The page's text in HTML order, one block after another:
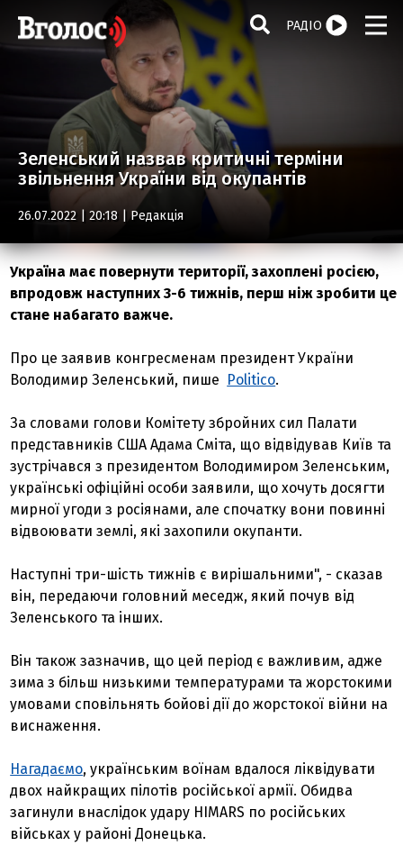
РАДІО
Зеленський назвав критичні терміни
звільнення України від окупантів
26.07.2022 | 20:18 |Редакція
Україна має повернути території, захоплені росією,
впродовж наступних 3-6 тижнів, перш ніж зробити це
стане набагато важче.
Про це заявив конгресменам президент України
Володимир Зеленський, пише Politico.
За словами голови Комітету збройних сил Палати
представників США Адама Сміта, що відвідував Київ та
зустрічався з президентом Володимиром Зеленським,
українські офіційні особи заявили, що хочуть досягти
мирної угоди з росіянами, але спочатку вони повинні
відвоювати землі, які захопили окупанти.
Наступні три-шість тижнів є вирішальними", - сказав
він, передаючи головний меседж, який почув від
Зеленського та інших.
Він також зазначив, що цей період є важливим, адже
зима з більш низькими температурами та жорстокими
умовами сповільнять бойові дії до жорстокої війни на
виснаження.
Нагадаємо, українським воїнам вдалося ліквідувати
двох найкращих пілотів російської армії. Обидва
загинули внаслідок удару HIMARS по російських
військах у районі Донецька.